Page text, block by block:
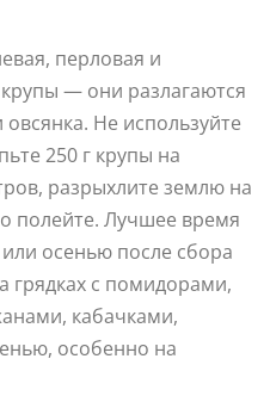
перловая и
— они разлагаются
Не используйте
250 г крупы на
разрыхлите землю на
полейте. Лучшее время
осенью после сбора
грядках с помидорами,
кабачками,
особенно на